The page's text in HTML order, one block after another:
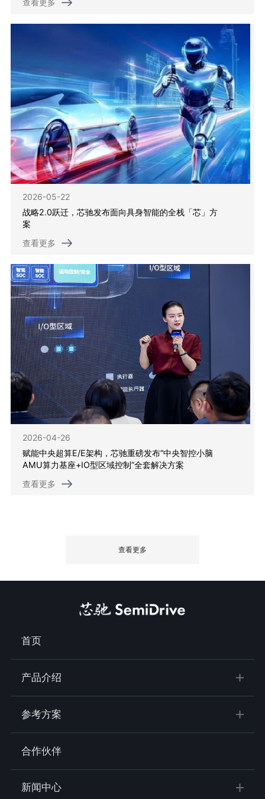
查看更多
2026-05-22
战略2.0跃迁，芯驰发布面向具身智能的全栈「芯」方
案
查看更多
2026-04-26
赋能中央超算E/E架构，芯驰重磅发布“中央智控小脑
AMU算力基座+IO型区域控制”全套解决方案
查看更多
查看更多
首页
产品介绍
参考方案
合作伙伴
新闻中心